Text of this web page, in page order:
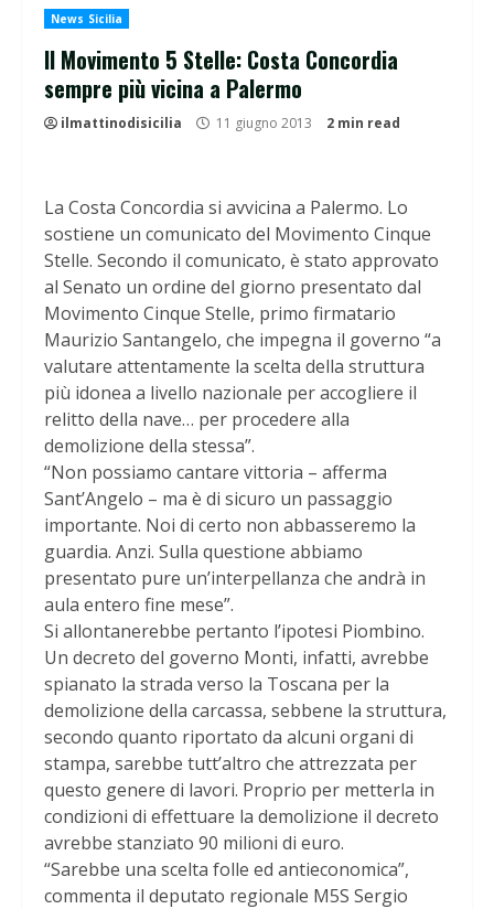
News Sicilia
Il Movimento 5 Stelle: Costa Concordia
sempre più vicina a Palermo
ilmattinodisicilia 11 giugno 2013 2 min read
La Costa Concordia si avvicina a Palermo. Lo
sostiene un comunicato del Movimento Cinque
Stelle. Secondo il comunicato, è stato approvato
al Senato un ordine del giorno presentato dal
Movimento Cinque Stelle, primo firmatario
Maurizio Santangelo, che impegna il governo “a
valutare attentamente la scelta della struttura
più idonea a livello nazionale per accogliere il
relitto della nave… per procedere alla
demolizione della stessa”.
“Non possiamo cantare vittoria – afferma
Sant’Angelo – ma è di sicuro un passaggio
importante. Noi di certo non abbasseremo la
guardia. Anzi. Sulla questione abbiamo
presentato pure un’interpellanza che andrà in
aula entero fine mese”.
Si allontanerebbe pertanto l’ipotesi Piombino.
Un decreto del governo Monti, infatti, avrebbe
spianato la strada verso la Toscana per la
demolizione della carcassa, sebbene la struttura,
secondo quanto riportato da alcuni organi di
stampa, sarebbe tutt’altro che attrezzata per
questo genere di lavori. Proprio per metterla in
condizioni di effettuare la demolizione il decreto
avrebbe stanziato 90 milioni di euro.
“Sarebbe una scelta folle ed antieconomica”,
commenta il deputato regionale M5S Sergio